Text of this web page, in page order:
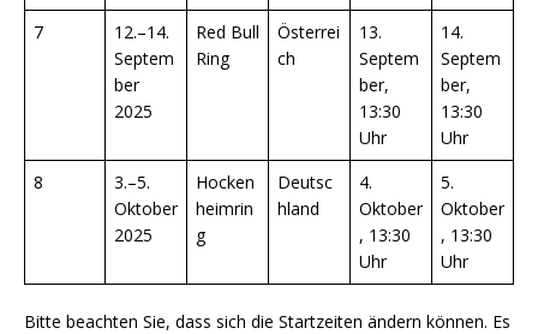
7
12.–14.
Septem
ber
2025
Red Bull
Ring
Österrei
ch
13.
Septem
ber,
13:30
Uhr
14.
Septem
ber,
13:30
Uhr
8
3.–5.
Oktober
2025
Hocken
heimrin
g
Deutsc
hland
4.
Oktober
, 13:30
Uhr
5.
Oktober
, 13:30
Uhr
Bitte beachten Sie, dass sich die Startzeiten ändern können. Es